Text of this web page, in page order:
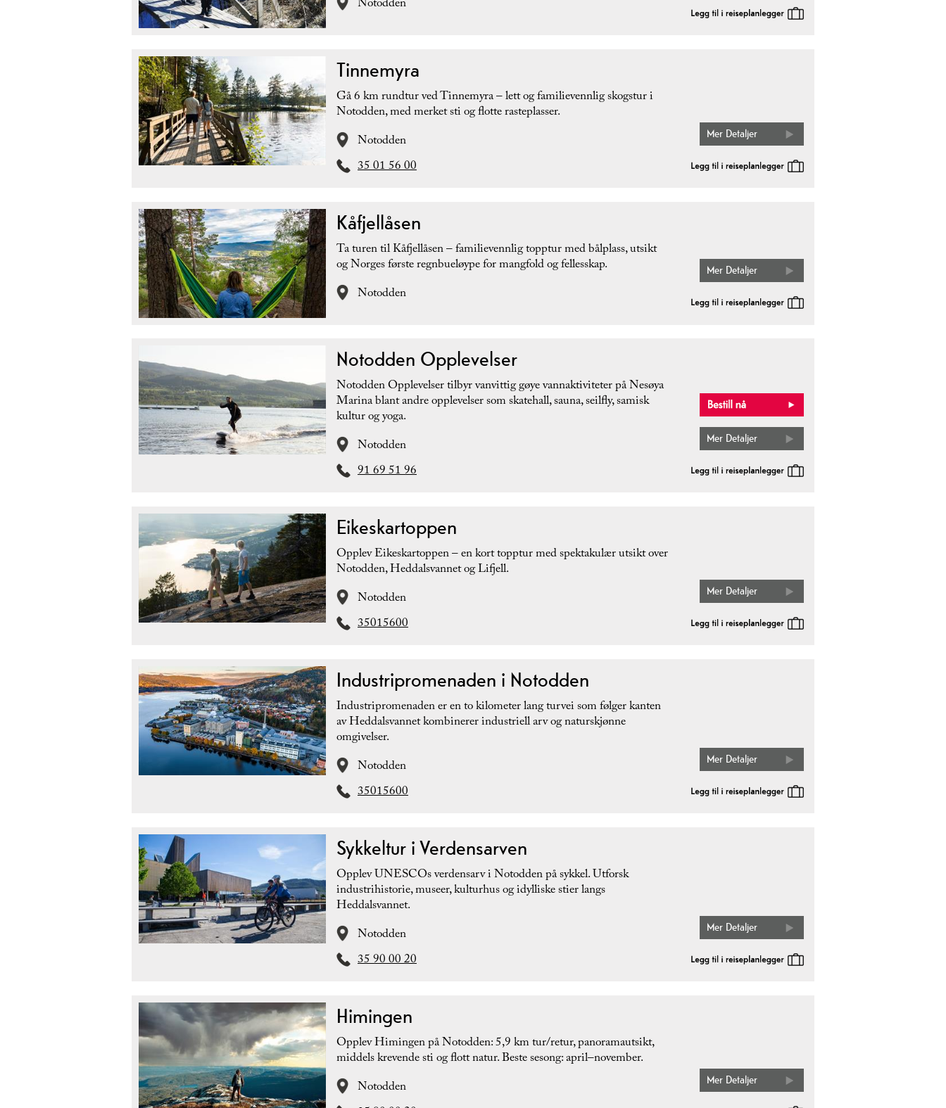
Notodden
Tinnemyra
Gå 6 km rundtur ved Tinnemyra – lett og familievennlig skogstur i
Notodden, med merket sti og flotte rasteplasser.
Notodden
35 01 56 00
Mer Detaljer
Kåfjellåsen
Ta turen til Kåfjellåsen – familievennlig topptur med bålplass, utsikt
og Norges første regnbueløype for mangfold og fellesskap.
Notodden
Mer Detaljer
Notodden Opplevelser
Notodden Opplevelser tilbyr vanvittig gøye vannaktiviteter på Nesøya
Marina blant andre opplevelser som skatehall, sauna, seilfly, samisk
kultur og yoga.
Notodden
91 69 51 96
Mer Detaljer
Eikeskartoppen
Opplev Eikeskartoppen – en kort topptur med spektakulær utsikt over
Notodden, Heddalsvannet og Lifjell.
Notodden
35015600
Mer Detaljer
Industripromenaden i Notodden
Industripromenaden er en to kilometer lang turvei som følger kanten
av Heddalsvannet kombinerer industriell arv og naturskjønne
omgivelser.
Notodden
35015600
Mer Detaljer
Sykkeltur i Verdensarven
Opplev UNESCOs verdensarv i Notodden på sykkel. Utforsk
industrihistorie, museer, kulturhus og idylliske stier langs
Heddalsvannet.
Notodden
35 90 00 20
Mer Detaljer
Himingen
Opplev Himingen på Notodden: 5,9 km tur/retur, panoramautsikt,
middels krevende sti og flott natur. Beste sesong: april–november.
Notodden
Mer Detaljer